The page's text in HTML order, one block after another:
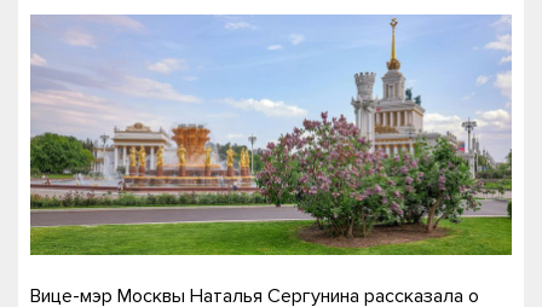
Вице-мэр Москвы Наталья Сергунина рассказала о